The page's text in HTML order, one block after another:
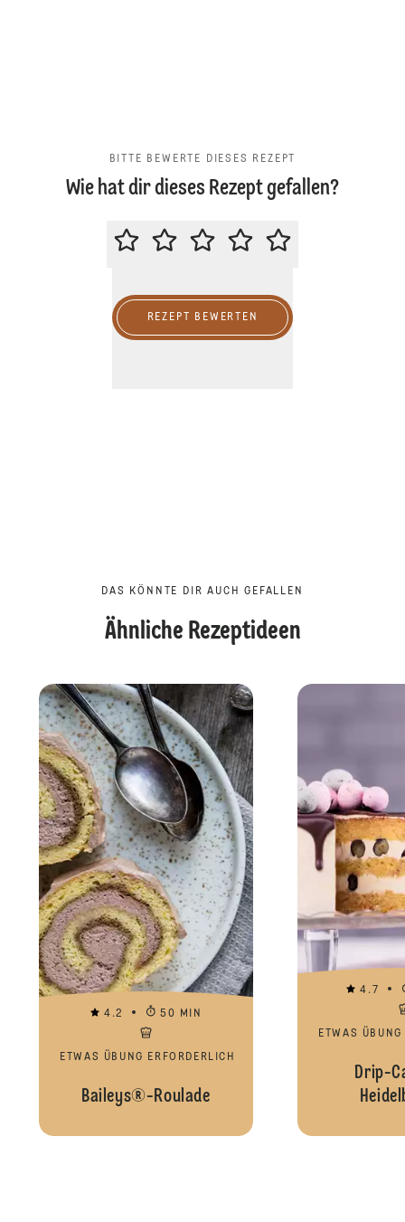
BITTE BEWERTE DIESES REZEPT
Wie hat dir dieses Rezept gefallen?
BITTE BEWERTE DIESES REZEPT
REZEPT BEWERTEN
DAS KÖNNTE DIR AUCH GEFALLEN
Ähnliche Rezeptideen
4.2 50 MIN
ETWAS ÜBUNG ERFORDERLICH
Baileys®-Roulade
4.7
ETWAS
Drip-